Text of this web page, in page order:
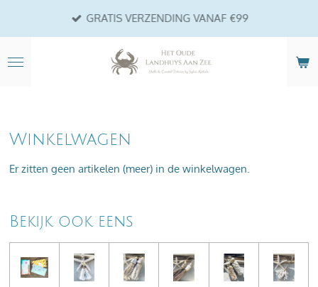
de
GRATIS VERZENDING VANAF €99
Winkelwagen
Er zitten geen artikelen (meer) in de winkelwagen.
Bekijk ook eens